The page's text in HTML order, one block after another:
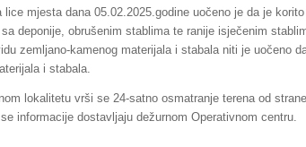
lice mjesta dana 05.02.2025.godine uočeno je da je
deponije, obrušenim stablima te ranije isječenim
zemljano-kamenog materijala i stabala niti je uočeno
i stabala.
lokalitetu vrši se 24-satno osmatranje terena od
informacije dostavljaju dežurnom Operativnom centru.